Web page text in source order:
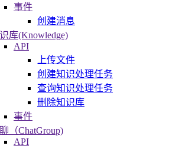
事件
创建消息
库(Knowledge)
API
上传文件
创建知识处理任务
查询知识处理任务
删除知识库
事件
（ChatGroup)
API